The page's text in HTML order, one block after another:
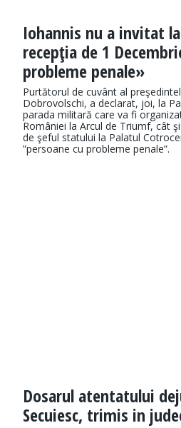
Iohannis nu a invitat
recepţia de 1
probleme penale»
Purtătorul de cuvânt al
Dobrovolschi, a declarat, joi, la
parada militară care va fi
României la Arcul de Triumf, cât
de şeful statului la Palatul
”persoane cu probleme penale”.
Dosarul atentatului
Secuiesc, trimis in